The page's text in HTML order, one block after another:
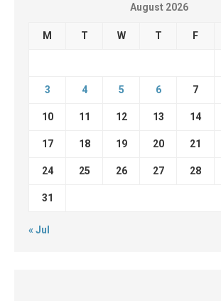
August 2026
M T W T F
3 4 5 6 7
10 11 12 13 14
17 18 19 20 21
24 25 26 27 28
31
« Jul